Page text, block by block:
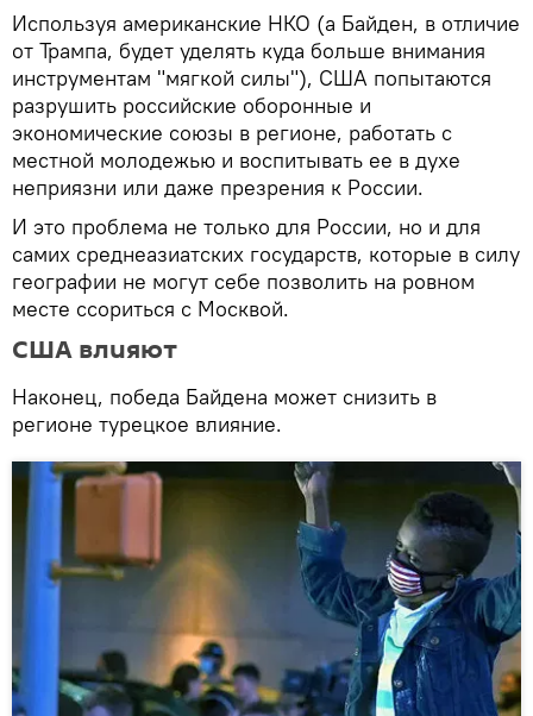
Используя американские НКО (а Байден, в отличие
от Трампа, будет уделять куда больше внимания
инструментам "мягкой силы"), США попытаются
разрушить российские оборонные и
экономические союзы в регионе, работать с
местной молодежью и воспитывать ее в духе
неприязни или даже презрения к России.
И это проблема не только для России, но и для
самих среднеазиатских государств, которые в силу
географии не могут себе позволить на ровном
месте ссориться с Москвой.
США влияют
Наконец, победа Байдена может снизить в
регионе турецкое влияние.